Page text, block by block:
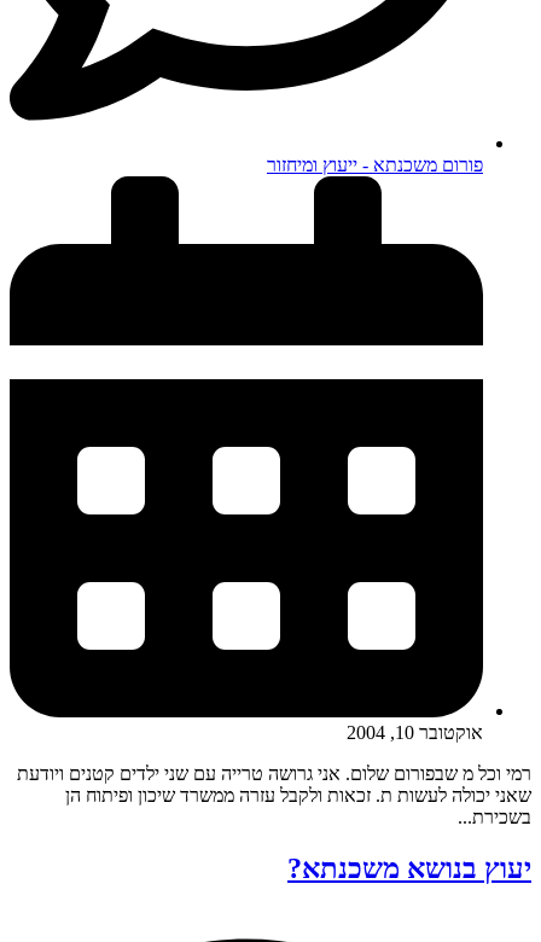
פורום משכנתא - ייעוץ ומיחזור
אוקטובר 10, 2004
רמי וכל מ שבפורום שלום. אני גרושה טרייה עם שני ילדים קטנים ויודעת
שאני יכולה לעשות ת. זכאות ולקבל עזרה ממשרד שיכון ופיתוח הן
בשכירת...
יעוץ בנושא משכנתא?